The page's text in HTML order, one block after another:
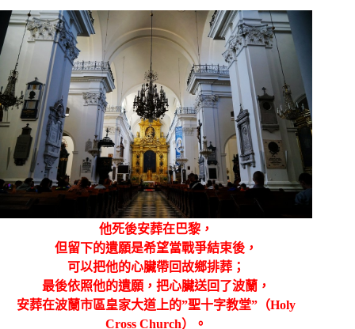
他死後安葬在巴黎，
但留下的遺願是希望當戰爭結束後，
可以把他的心臟帶回故鄉排葬；
最後依照他的遺願，把心臟送回了波蘭，
安葬在波蘭市區皇家大道上的”聖十字教堂”（Holy
Cross Church）。